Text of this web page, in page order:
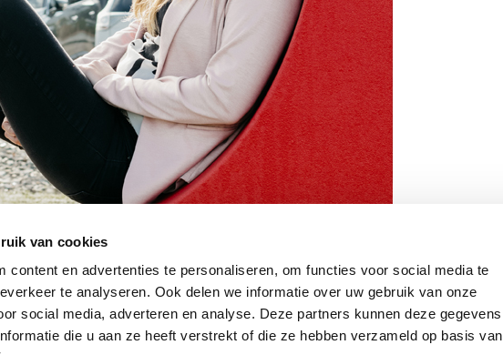
van cookies
content en advertenties te personaliseren, om functies voor social media te
te analyseren. Ook delen we informatie over uw gebruik van onze
social media, adverteren en analyse. Deze partners kunnen deze gegevens
die u aan ze heeft verstrekt of die ze hebben verzameld op basis van